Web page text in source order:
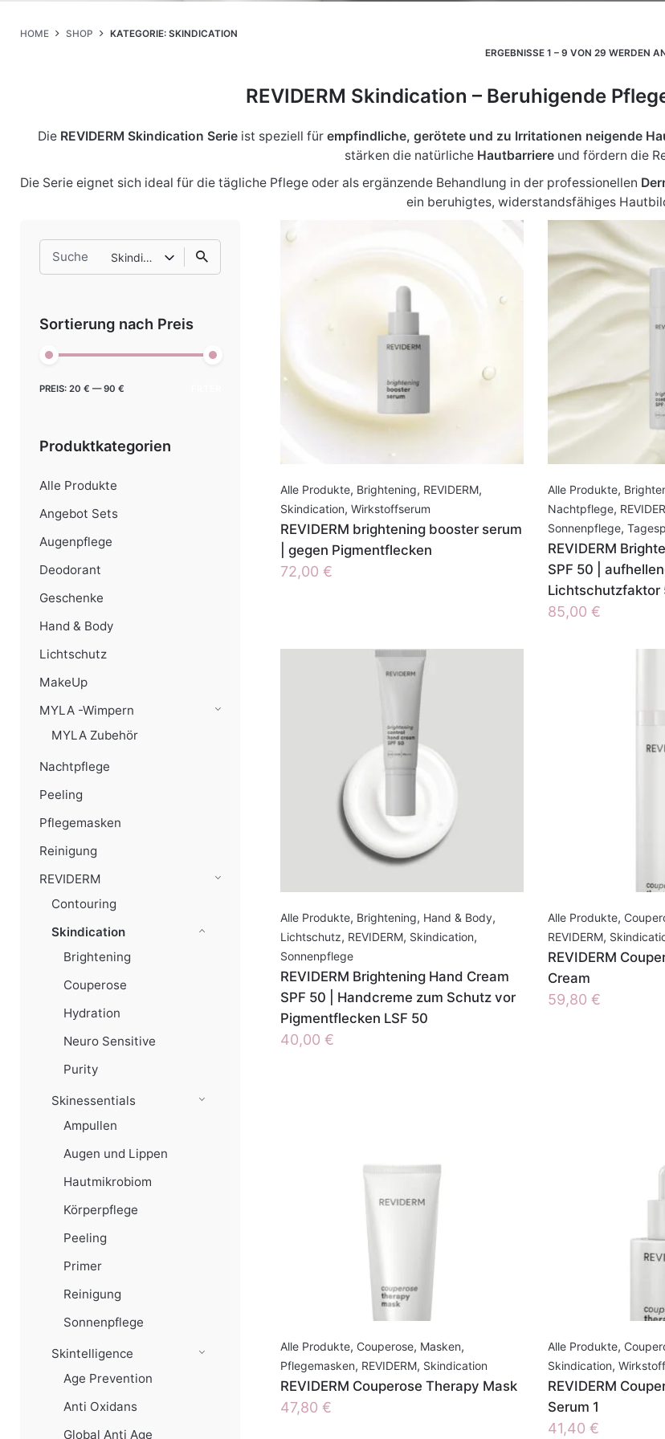
HOME SHOP
KATEGORIE: SKINDICATION
ERGEBNISSE 1 – 9 VON 29 WERDEN
REVIDERM Skindication – Beruhigende
Die REVIDERM Skindication Serieist speziell für empfindliche, gerötete und zu Irritationen neigende
stärken die natürliche Hautbarriere und fördern die
Die Serie eignet sich ideal für die tägliche Pflege oder als ergänzende Behandlung in der professionellen
ein beruhigtes, widerstandsfähiges
Search
for
Skindication
Sortierung nach Preis
Min.
Max.
PREIS: 20 € —90 €
Produktkategorien
Alle Produkte
Angebot Sets
Augenpflege
Deodorant
Geschenke
Hand & Body
Lichtschutz
MakeUp
MYLA -Wimpern
MYLA Zubehör
Nachtpflege
Peeling
Pflegemasken
Reinigung
REVIDERM
Contouring
Skindication
Brightening
Couperose
Hydration
Neuro Sensitive
Purity
Skinessentials
Ampullen
Augen und Lippen
Hautmikrobiom
Körperpflege
Peeling
Primer
Reinigung
Sonnenpflege
Skintelligence
Age Prevention
Anti Oxidans
Global Anti Age
Alle Produkte, Brightening, REVIDERM,
Skindication, Wirkstoffserum
REVIDERM brightening booster serum
| gegen Pigmentflecken
72,00 €
Alle Produkte,
Nachtpflege,
Sonnenpflege,
REVIDERM
SPF 50 |
Lichtschutzfaktor
85,00 €
Alle Produkte, Brightening, Hand & Body,
Lichtschutz, REVIDERM, Skindication,
Sonnenpflege
REVIDERM Brightening Hand Cream
SPF 50 | Handcreme zum Schutz vor
Pigmentflecken LSF 50
40,00 €
Alle Produkte,
REVIDERM,
REVIDERM
Cream
59,80 €
Alle Produkte, Couperose, Masken,
Pflegemasken, REVIDERM, Skindication
REVIDERM Couperose Therapy Mask
47,80 €
Alle Produkte,
Skindication,
REVIDERM
Serum 1
41,40 €